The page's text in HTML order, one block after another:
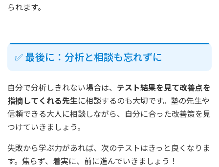
られます。
✅ 最後に：分析と相談も忘れずに
自分で分析しきれない場合は、 テスト結果を見て改善点を
指摘してくれる先生に相談するのも大切です。塾の先生や
信頼できる大人に相談しながら、自分に合った改善策を見
つけていきましょう。
失敗から学ぶ力があれば、次のテストはきっと良くなりま
す。焦らず、着実に、前に進んでいきましょう！